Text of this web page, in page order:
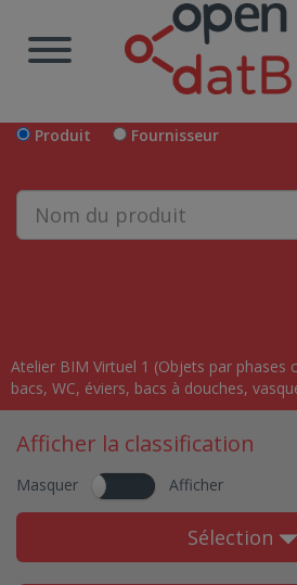
Produit Fournisseur
Atelier BIM Virtuel 1 (Objets par phases
bacs, WC, éviers, bacs à douches,
Afficher la classification
Masquer Afficher
Sélection